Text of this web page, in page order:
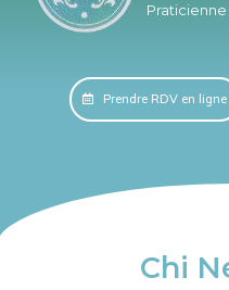
Prendre RDV en ligne
Chi